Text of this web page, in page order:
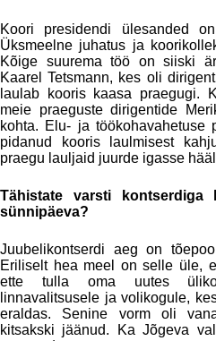
Koori presidendi ülesanded
Üksmeelne juhatus ja
Kõige suurema töö on siiski
Kaarel Tetsmann, kes oli
laulab kooris kaasa praegugi.
meie praeguste dirigentide
kohta. Elu- ja töökohavahetuse
pidanud kooris laulmisest
praegu lauljaid juurde igasse
Tähistate varsti kontserdiga
sünnipäeva?
Juubelikontserdi aeg on
Eriliselt hea meel on selle üle,
ette tulla oma uutes
linnavalitsusele ja volikogule,
eraldas. Senine vorm oli
kitsakski jäänud. Ka Jõgeva